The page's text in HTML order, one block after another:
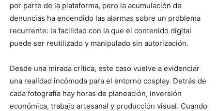
por parte de la plataforma, pero la acumulación de
denuncias ha encendido las alarmas sobre un problema
recurrente: la facilidad con la que el contenido digital
puede ser reutilizado y manipulado sin autorización.
Desde una mirada crítica, este caso vuelve a evidenciar
una realidad incómoda para el entorno cosplay. Detrás de
cada fotografía hay horas de planeación, inversión
económica, trabajo artesanal y producción visual. Cuando